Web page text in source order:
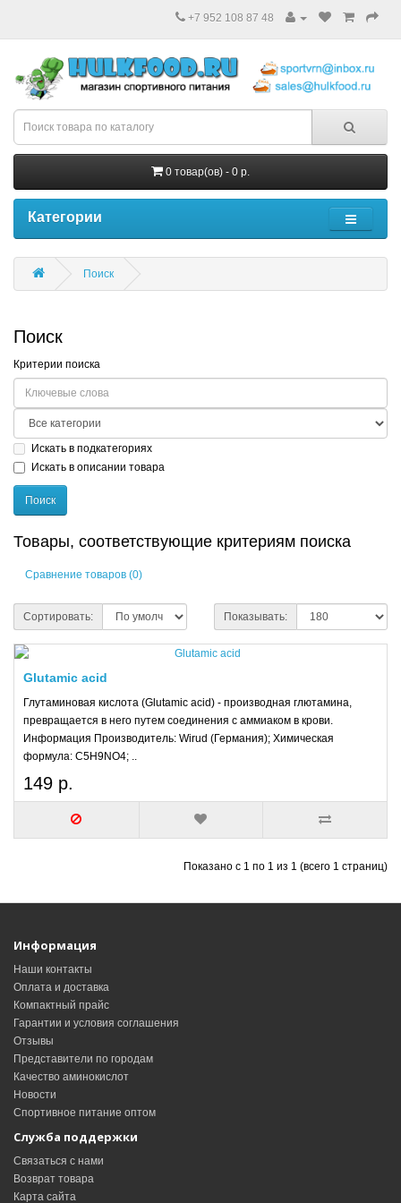
+7 952 108 87 48
0 товар(ов) - 0 р.
Категории
Поиск
Поиск
Критерии поиска
Искать в подкатегориях
Искать в описании товара
Товары, соответствующие критериям поиска
Сравнение товаров (0)
Сортировать: Показывать:
Glutamic acid
Глутаминовая кислота (Glutamic acid) - производная глютамина,
превращается в него путем соединения с аммиаком в крови.
Информация Производитель: Wirud (Германия); Химическая
формула: C5H9NO4; ..
149 р.
Показано с 1 по 1 из 1 (всего 1 страниц)
Информация
Наши контакты
Оплата и доставка
Компактный прайс
Гарантии и условия соглашения
Отзывы
Представители по городам
Качество аминокислот
Новости
Спортивное питание оптом
Служба поддержки
Связаться с нами
Возврат товара
Карта сайта